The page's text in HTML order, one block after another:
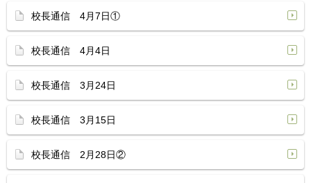
校長通信 4月7日①
校長通信 4月4日
校長通信 3月24日
校長通信 3月15日
校長通信 2月28日②